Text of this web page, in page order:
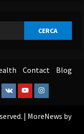
Contact Blog
VK YoutubeInstagram
| MoreNews by